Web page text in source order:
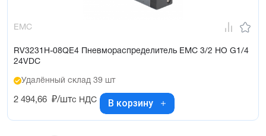
EMC
RV3231H-08QE4 Пневмораспределитель EMC 3/2 НО G1/4
24VDC
Удалённый склад 39 шт
2 494,66 ₽/штс НДС В корзину